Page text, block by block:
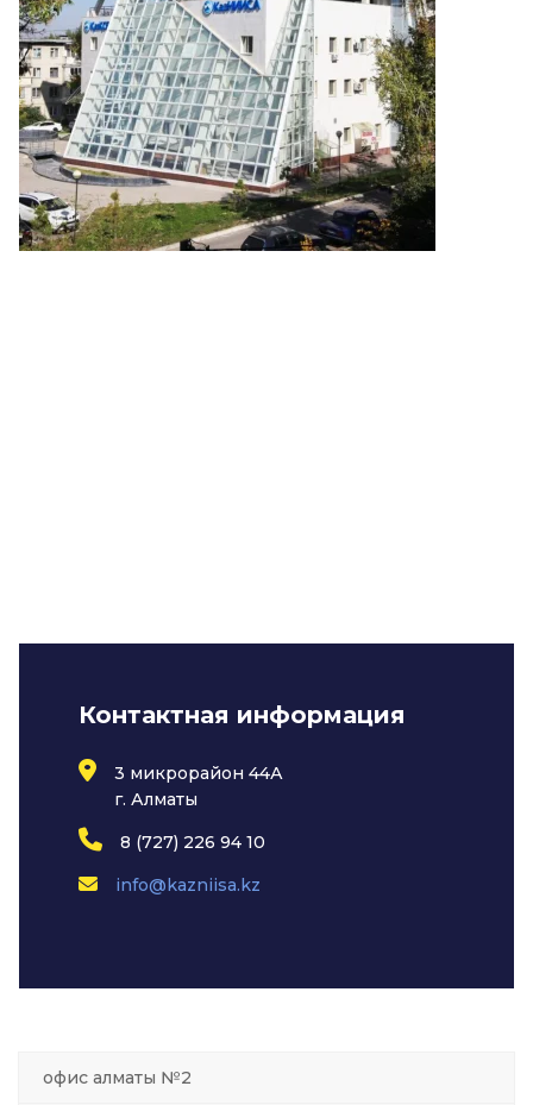
Контактная информация
3 микрорайон 44А
г. Алматы
8 (727) 226 94 10
info@kazniisa.kz
офис алматы №2